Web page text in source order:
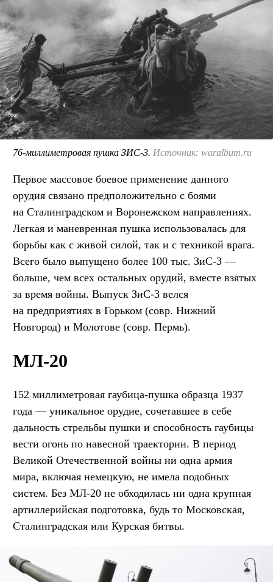
76-миллиметровая пушка ЗИС-3. Источник: waralbum.ru
Первое массовое боевое применение данного
орудия связано предположительно с боями
на Сталинградском и Воронежском направлениях.
Легкая и маневренная пушка использовалась для
борьбы как с живой силой, так и с техникой врага.
Всего было выпущено более 100 тыс. ЗиС-3 —
больше, чем всех остальных орудий, вместе взятых
за время войны. Выпуск ЗиС-3 велся
на предприятиях в Горьком (совр. Нижний
Новгород) и Молотове (совр. Пермь).
МЛ-20
152 миллиметровая гаубица-пушка образца 1937
года — уникальное орудие, сочетавшее в себе
дальность стрельбы пушки и способность гаубицы
вести огонь по навесной траектории. В период
Великой Отечественной войны ни одна армия
мира, включая немецкую, не имела подобных
систем. Без МЛ-20 не обходилась ни одна крупная
артиллерийская подготовка, будь то Московская,
Сталинградская или Курская битвы.